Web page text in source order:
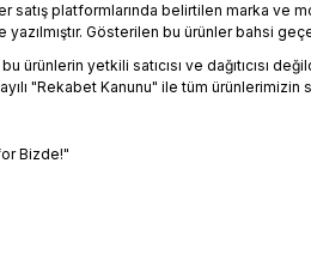
satış platformlarında belirtilen marka ve
yazılmıştır. Gösterilen bu ürünler bahsi
ürünlerin yetkili satıcısı ve dağıtıcısı
"Rekabet Kanunu" ile tüm ürünlerimizin
Bizde!"